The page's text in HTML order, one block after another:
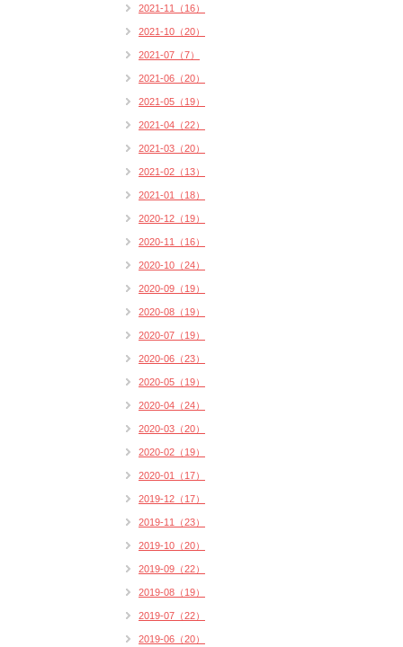
2021-11（16）
2021-10（20）
2021-07（7）
2021-06（20）
2021-05（19）
2021-04（22）
2021-03（20）
2021-02（13）
2021-01（18）
2020-12（19）
2020-11（16）
2020-10（24）
2020-09（19）
2020-08（19）
2020-07（19）
2020-06（23）
2020-05（19）
2020-04（24）
2020-03（20）
2020-02（19）
2020-01（17）
2019-12（17）
2019-11（23）
2019-10（20）
2019-09（22）
2019-08（19）
2019-07（22）
2019-06（20）